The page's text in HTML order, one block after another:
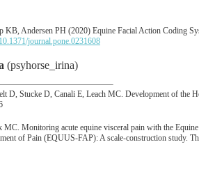
KB, Andersen PH (2020) Equine Facial Action Coding
journal.pone.0231608
(psyhorse_irina)
D, Stucke D, Canali E, Leach MC. Development of the
MC. Monitoring acute equine visceral pain with the
of Pain (EQUUS-FAP): A scale-construction study.